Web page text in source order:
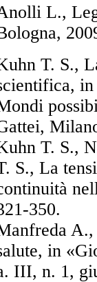
L.,
T. S.,
T. S.,
S., La
350.
A.,
in
III, n. 1,